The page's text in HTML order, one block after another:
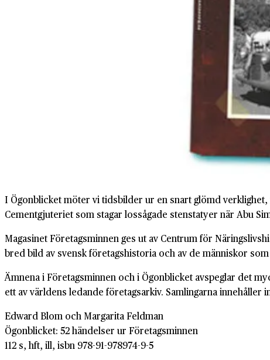
I Ögonblicket möter vi tidsbilder ur en snart glömd
Cementgjuteriet som stagar lossågade stenstatyer när Abu
Magasinet Företagsminnen ges ut av Centrum för
bred bild av svensk företagshistoria och av de människor
Ämnena i Företagsminnen och i Ögonblicket avspeglar det
ett av världens ledande företagsarkiv. Samlingarna
Edward Blom och Margarita Feldman
Ögonblicket: 52 händelser ur Företagsminnen
112 s, hft, ill, isbn 978-91-978974-9-5